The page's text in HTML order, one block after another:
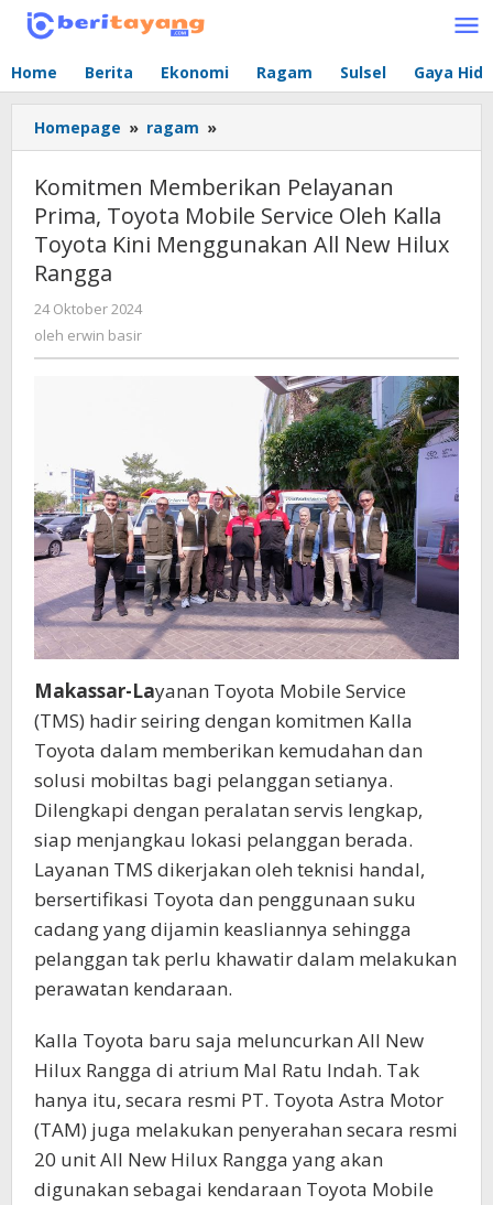
Lewati
Home Berita Ekonomi Ragam Sulsel Gaya
Homepage » ragam »
Memberikan
Pelayanan
Prima,
Toyota
Mobile
Kini
Menggunakan
Rangga
Komitmen Memberikan Pelayanan
Prima, Toyota Mobile Service Oleh Kalla
Toyota Kini Menggunakan All New Hilux
Rangga
24 Oktober 2024
oleh erwin basir
Makassar-Layanan Toyota Mobile Service
(TMS) hadir seiring dengan komitmen Kalla
Toyota dalam memberikan kemudahan dan
solusi mobiltas bagi pelanggan setianya.
Dilengkapi dengan peralatan servis lengkap,
siap menjangkau lokasi pelanggan berada.
Layanan TMS dikerjakan oleh teknisi handal,
bersertifikasi Toyota dan penggunaan suku
cadang yang dijamin keasliannya sehingga
pelanggan tak perlu khawatir dalam melakukan
perawatan kendaraan.
Kalla Toyota baru saja meluncurkan All New
Hilux Rangga di atrium Mal Ratu Indah. Tak
hanya itu, secara resmi PT. Toyota Astra Motor
(TAM) juga melakukan penyerahan secara resmi
20 unit All New Hilux Rangga yang akan
digunakan sebagai kendaraan Toyota Mobile